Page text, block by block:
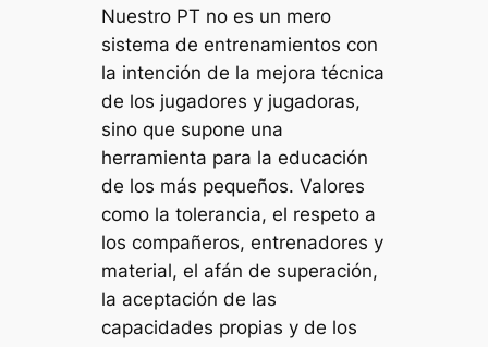
Nuestro PT no es un mero
sistema de entrenamientos con
la intención de la mejora técnica
de los jugadores y jugadoras,
sino que supone una
herramienta para la educación
de los más pequeños. Valores
como la tolerancia, el respeto a
los compañeros, entrenadores y
material, el afán de superación,
la aceptación de las
capacidades propias y de los